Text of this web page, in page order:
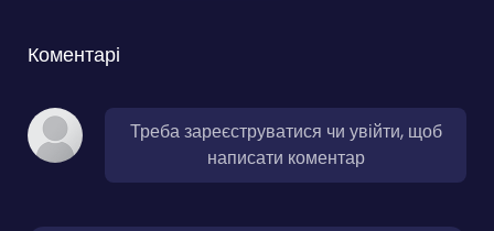
Коментарі
Треба зареєструватися чи увійти, щоб
написати коментар